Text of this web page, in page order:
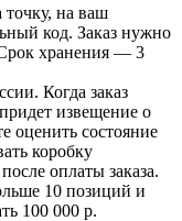
точку, на ваш
код. Заказ нужно
хранения — 3
Когда заказ
извещение о
оценить состояние
коробку
оплаты заказа.
10 позиций и
100 000 р.